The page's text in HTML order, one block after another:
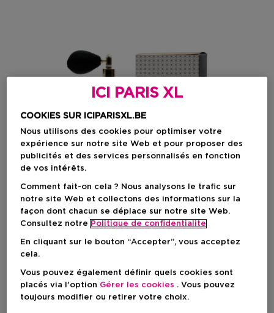
Choisissez votre format
50 ML
50 ML
ICI PARIS XL
COOKIES SUR ICIPARISXL.BE
Nous utilisons des cookies pour optimiser votre
expérience sur notre site Web et pour proposer des
publicités et des services personnalisés en fonction
de vos intérêts.
Comment fait-on cela ? Nous analysons le trafic sur
notre site Web et collectons des informations sur la
façon dont chacun se déplace sur notre site Web.
Consultez notre Politique de confidentialite
En cliquant sur le bouton “Accepter”, vous acceptez
cela.
Vous pouvez également définir quels cookies sont
placés via l'option Gérer les cookies . Vous pouvez
toujours modifier ou retirer votre choix.